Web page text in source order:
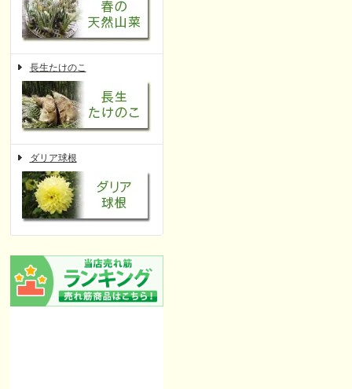
長生たけのこ
ダリア球根